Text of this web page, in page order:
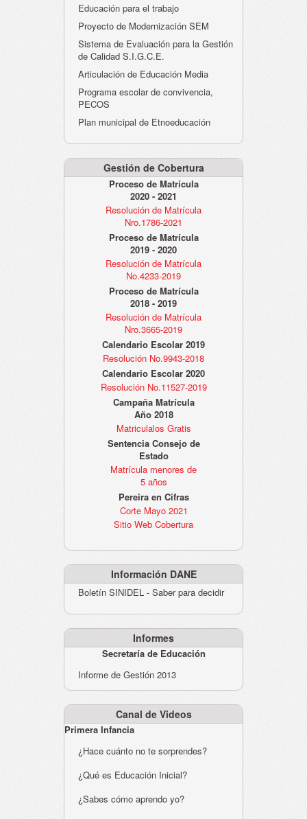
Educación para el trabajo
Proyecto de Modernización SEM
Sistema de Evaluación para la Gestión
de Calidad S.I.G.C.E.
Articulación de Educación Media
Programa escolar de convivencia,
PECOS
Plan municipal de Etnoeducación
Gestión de Cobertura
Proceso de Matrícula
2020 - 2021
Resolución de Matrícula
Nro.1786-2021
Proceso de Matrícula
2019 - 2020
Resolución de Matrícula
No.4233-2019
Proceso de Matrícula
2018 - 2019
Resolución de Matrícula
Nro.3665-2019
Calendario Escolar 2019
Resolución No.9943-2018
Calendario Escolar 2020
Resolución No.11527-2019
Campaña Matrícula
Año 2018
Matriculalos Gratis
Sentencia Consejo de
Estado
Matrícula menores de
5 años
Pereira en Cifras
Corte Mayo 2021
Sitio Web Cobertura
Información DANE
Boletín SINIDEL - Saber para decidir
Informes
Secretaría de Educación
Informe de Gestión 2013
Canal de Videos
Primera Infancia
¿Hace cuánto no te sorprendes?
¿Qué es Educación Inicial?
¿Sabes cómo aprendo yo?